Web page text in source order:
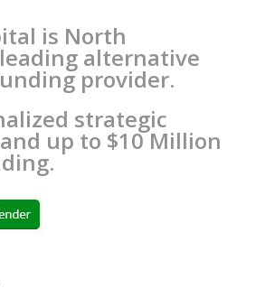
is North
alternative
provider.
strategic
up to $10 Million